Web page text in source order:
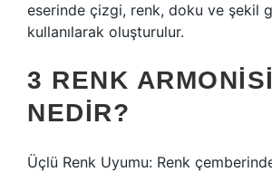
eserinde çizgi, renk, doku ve şekil
kullanılarak oluşturulur.
3 RENK ARMONISI
NEDIR?
Üçlü Renk Uyumu: Renk